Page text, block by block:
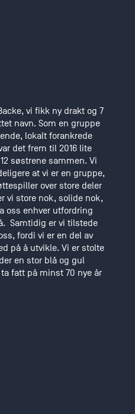
vi fikk ny drakt og 7
navn. Som en gruppe
lokalt forankrede
det frem til 2016 lite
søstrene sammen. Vi
at vi er en gruppe,
over store deler
vi store nok, solide nok,
oss enhver utfordring
Samtidig er vi tilstede
fordi vi er en del av
på å utvikle. Vi er stolte
en stor blå og gul
fatt på minst 70 nye år